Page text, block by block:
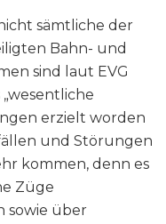
sämtliche der
Bahn- und
sind laut EVG
erzielt worden
und Störungen
kommen, denn es
Züge
sowie über